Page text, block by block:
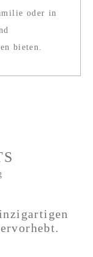
oder in
bieten.